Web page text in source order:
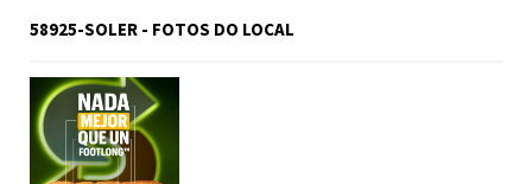
58925-SOLER - FOTOS DO LOCAL